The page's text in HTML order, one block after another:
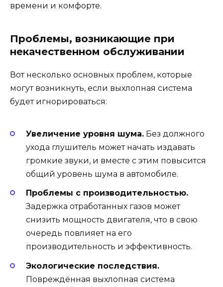
времени и комфорте.
Проблемы, возникающие при
некачественном обслуживании
Вот несколько основных проблем, которые
могут возникнуть, если выхлопная система
будет игнорироваться:
Увеличение уровня шума. Без должного
ухода глушитель может начать издавать
громкие звуки, и вместе с этим повысится
общий уровень шума в автомобиле.
Проблемы с производительностью.
Задержка отработанных газов может
снизить мощность двигателя, что в свою
очередь повлияет на его
производительность и эффективность.
Экологические последствия.
Повреждённая выхлопная система